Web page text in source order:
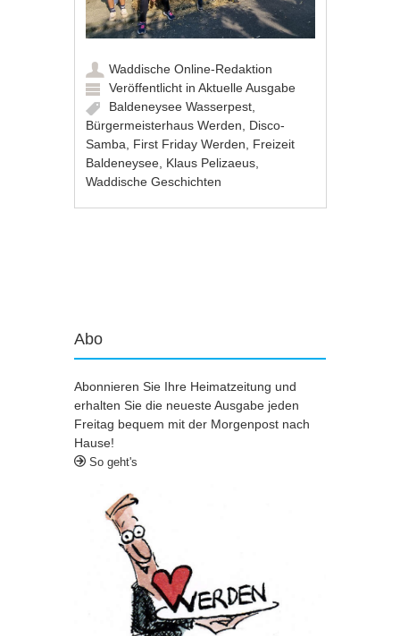
Waddische Online-Redaktion
Veröffentlicht inAktuelle Ausgabe
Baldeneysee Wasserpest
Bürgermeisterhaus Werden
Disco-
Samba
First Friday Werden
Freizeit
Baldeneysee Klaus Pelizaeus
Waddische Geschichten
Abo
Abonnieren Sie Ihre Heimatzeitung und
erhalten Sie die neueste Ausgabe jeden
Freitag bequem mit der Morgenpost nach
Hause!
So geht's